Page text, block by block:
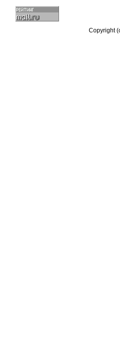
Copyright